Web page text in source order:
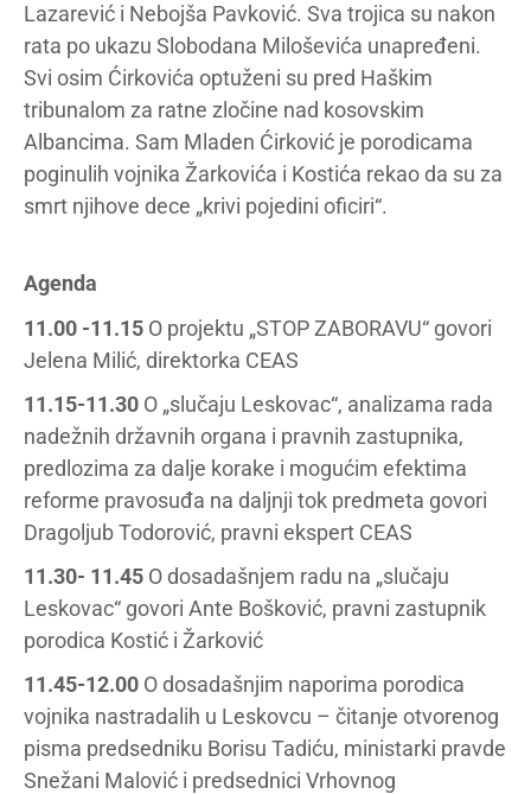
Lazarević i Nebojša Pavković. Sva trojica su nakon
rata po ukazu Slobodana Miloševića unapređeni.
Svi osim Ćirkovića optuženi su pred Haškim
tribunalom za ratne zločine nad kosovskim
Albancima. Sam Mladen Ćirković je porodicama
poginulih vojnika Žarkovića i Kostića rekao da su za
smrt njihove dece „krivi pojedini oficiri“.
Agenda
11.00 -11.15 O projektu „STOP ZABORAVU“ govori
Jelena Milić, direktorka CEAS
11.15-11.30 O „slučaju Leskovac“, analizama rada
nadežnih državnih organa i pravnih zastupnika,
predlozima za dalje korake i mogućim efektima
reforme pravosuđa na daljnji tok predmeta govori
Dragoljub Todorović, pravni ekspert CEAS
11.30- 11.45 O dosadašnjem radu na „slučaju
Leskovac“ govori Ante Bošković, pravni zastupnik
porodica Kostić i Žarković
11.45-12.00 O dosadašnjim naporima porodica
vojnika nastradalih u Leskovcu – čitanje otvorenog
pisma predsedniku Borisu Tadiću, ministarki pravde
Snežani Malović i predsednici Vrhovnog